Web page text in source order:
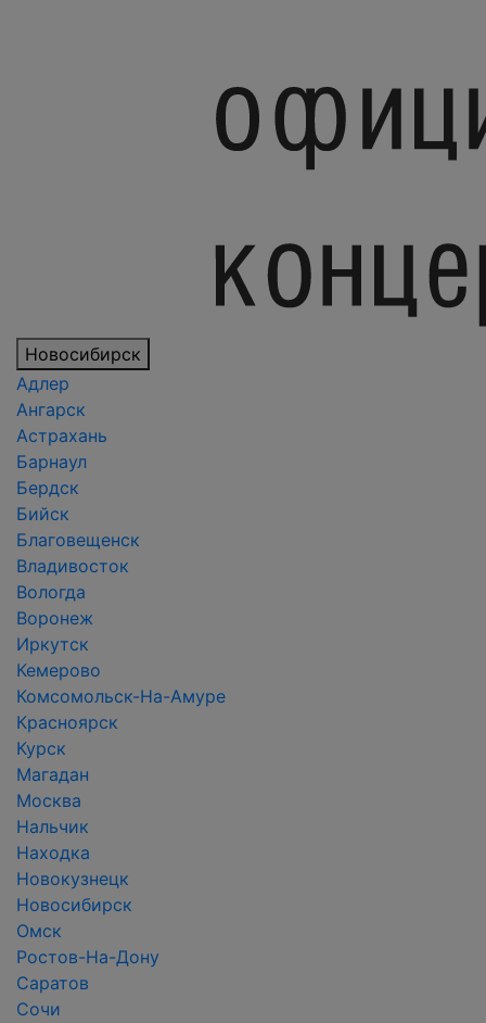
Новосибирск
Адлер
Ангарск
Астрахань
Барнаул
Бердск
Бийск
Благовещенск
Владивосток
Вологда
Воронеж
Иркутск
Кемерово
Комсомольск-На-Амуре
Красноярск
Курск
Магадан
Москва
Нальчик
Находка
Новокузнецк
Новосибирск
Омск
Ростов-На-Дону
Саратов
Сочи